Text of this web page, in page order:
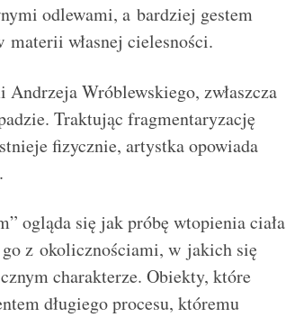
odlewami, a bardziej gestem
własnej cielesności.
Wróblewskiego, zwłaszcza
Traktując fragmentaryzację
fizycznie, artystka opowiada
ogląda się jak próbę wtopienia ciała
z okolicznościami, w jakich się
charakterze. Obiekty, które
długiego procesu, któremu